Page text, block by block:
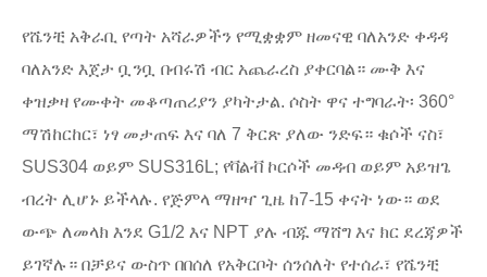
የሼንቺ አቅራቢ የጣት አሻራዎችን የሚቋቋም ዘመናዊ ባለአንድ ቀዳዳ
ባለአንድ እጀታ ቧንቧ በብሩሽ ብር አጨራረስ ያቀርባል። ሙቅ እና
ቀዝቃዛ የሙቀት መቆጣጠሪያን ያካትታል. ሶስት ዋና ተግባራት፡ 360°
ማሽከርከር፣ ነፃ መታጠፍ እና ባለ 7 ቅርጽ ያለው ንድፍ። ቁሶች ናስ፣
SUS304 ወይም SUS316L; የቫልቭ ኮርሶች መዳብ ወይም አይዝጌ
ብረት ሊሆኑ ይችላሉ. የጅምላ ማዘዣ ጊዜ ከ7-15 ቀናት ነው። ወደ
ውጭ ለመላክ እንደ G1/2 እና NPT ያሉ ብጁ ማሸግ እና ክር ደረጃዎች
ይገኛሉ። በቻይና ውስጥ በበሰለ የአቅርቦት ሰንሰለት የተሰራ፣ የሼንቺ